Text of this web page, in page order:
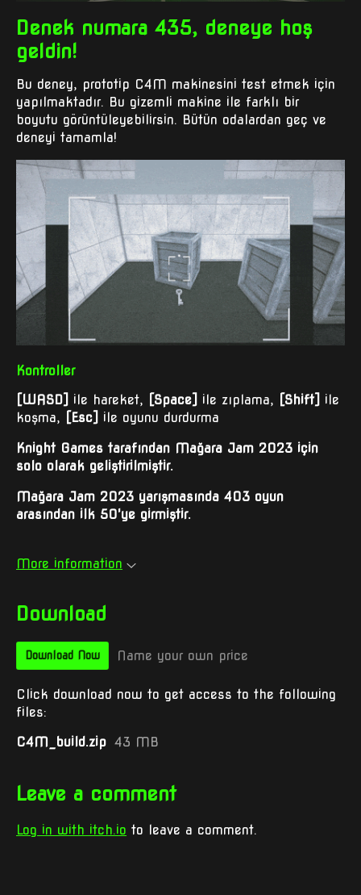
Denek numara 435, deneye hoş
geldin!
Bu deney, prototip C4M makinesini test etmek için
yapılmaktadır. Bu gizemli makine ile farklı bir
boyutu görüntüleyebilirsin. Bütün odalardan geç ve
deneyi tamamla!
Kontroller
[WASD] ile hareket, [Space] ile zıplama, [Shift] ile
koşma, [Esc] ile oyunu durdurma
Knight Games tarafından Mağara Jam 2023 için
solo olarak geliştirilmiştir.
Mağara Jam 2023 yarışmasında 403 oyun
arasından ilk 50'ye girmiştir.
More information
Download
Download Now Name your own price
Click download now to get access to the following
files:
C4M_build.zip 43 MB
Leave a comment
Log in with itch.io to leave a comment.